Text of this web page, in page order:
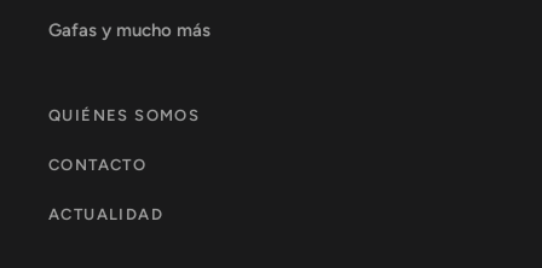
Gafas y mucho más
QUIÉNES SOMOS
CONTACTO
ACTUALIDAD